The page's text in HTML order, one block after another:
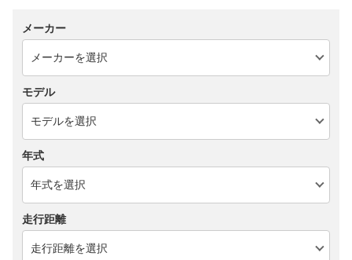
メーカー
モデル
年式
走行距離